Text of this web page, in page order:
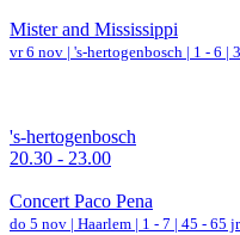
Mister and Mississippi
vr 6 nov | 's-hertogenbosch | 1 - 6 |
's-hertogenbosch
20.30 - 23.00
Concert Paco Pena
do 5 nov | Haarlem | 1 - 7 | 45 - 65